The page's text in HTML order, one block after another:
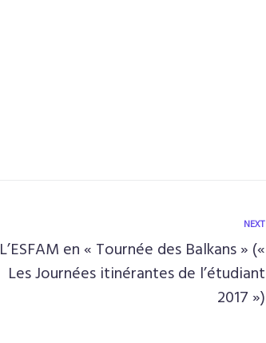
NEXT
L’ESFAM en « Tournée des Balkans » («
Les Journées itinérantes de l’étudiant
2017 »)